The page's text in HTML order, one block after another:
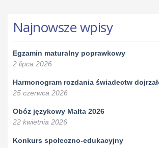
Najnowsze wpisy
Egzamin maturalny poprawkowy
2 lipca 2026
Harmonogram rozdania świadectw
25 czerwca 2026
Obóz językowy Malta 2026
22 kwietnia 2026
Konkurs społeczno-edukacyjny